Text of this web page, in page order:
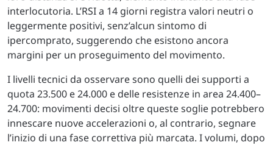
interlocutoria. L’RSI a 14 giorni registra valori neutri o
leggermente positivi, senz’alcun sintomo di
ipercomprato, suggerendo che esistono ancora
margini per un proseguimento del movimento.
I livelli tecnici da osservare sono quelli dei supporti a
quota 23.500 e 24.000 e delle resistenze in area 24.400–
24.700: movimenti decisi oltre queste soglie potrebbero
innescare nuove accelerazioni o, al contrario, segnare
l’inizio di una fase correttiva più marcata. I volumi, dopo